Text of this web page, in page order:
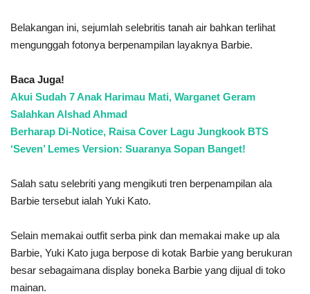
Belakangan ini, sejumlah selebritis tanah air bahkan terlihat
mengunggah fotonya berpenampilan layaknya Barbie.
Baca Juga!
Akui Sudah 7 Anak Harimau Mati, Warganet Geram
Salahkan Alshad Ahmad
Berharap Di-Notice, Raisa Cover Lagu Jungkook BTS
‘Seven’ Lemes Version: Suaranya Sopan Banget!
Salah satu selebriti yang mengikuti tren berpenampilan ala
Barbie tersebut ialah Yuki Kato.
Selain memakai outfit serba pink dan memakai make up ala
Barbie, Yuki Kato juga berpose di kotak Barbie yang berukuran
besar sebagaimana display boneka Barbie yang dijual di toko
mainan.